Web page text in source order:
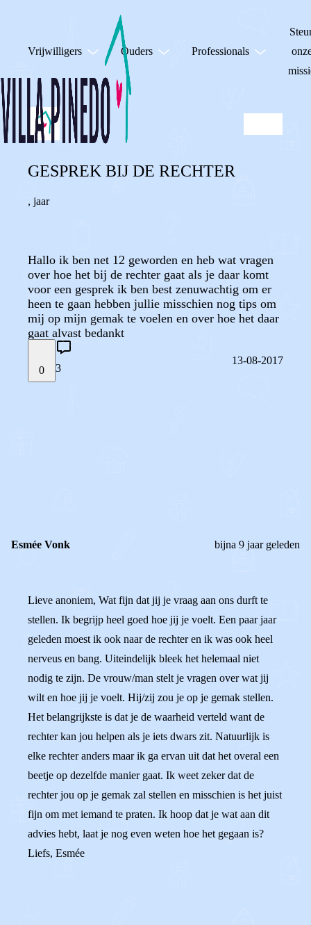
Vrijwilligers Ouders Professionals
GESPREK BIJ DE RECHTER
, jaar
Hallo ik ben net 12 geworden en heb wat vragen
over hoe het bij de rechter gaat als je daar komt
voor een gesprek ik ben best zenuwachtig om er
heen te gaan hebben jullie misschien nog tips om
mij op mijn gemak te voelen en over hoe het daar
gaat alvast bedankt
0 3
13-08-2017
Esmée Vonk bijna 9 jaar geleden
Lieve anoniem, Wat fijn dat jij je vraag aan ons durft te
stellen. Ik begrijp heel goed hoe jij je voelt. Een paar jaar
geleden moest ik ook naar de rechter en ik was ook heel
nerveus en bang. Uiteindelijk bleek het helemaal niet
nodig te zijn. De vrouw/man stelt je vragen over wat jij
wilt en hoe jij je voelt. Hij/zij zou je op je gemak stellen.
Het belangrijkste is dat je de waarheid verteld want de
rechter kan jou helpen als je iets dwars zit. Natuurlijk is
elke rechter anders maar ik ga ervan uit dat het overal een
beetje op dezelfde manier gaat. Ik weet zeker dat de
rechter jou op je gemak zal stellen en misschien is het juist
fijn om met iemand te praten. Ik hoop dat je wat aan dit
advies hebt, laat je nog even weten hoe het gegaan is?
Liefs, Esmée